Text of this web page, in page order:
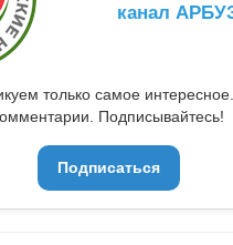
канал
только самое
Подписывайтесь!
Подписаться